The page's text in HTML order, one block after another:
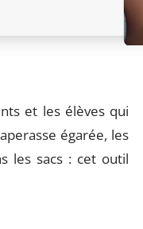
et les élèves qui
égarée, les
les sacs : cet outil